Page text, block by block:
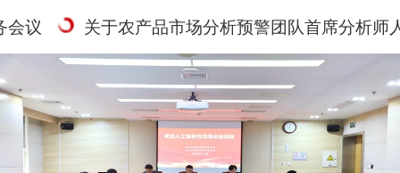
关于农产品市场分析预警团队首席分析师人员